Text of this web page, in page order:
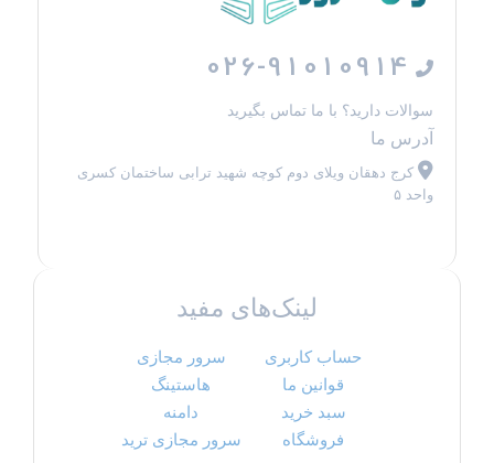
026-91010914
سوالات دارید؟ با ما تماس بگیرید
آدرس ما
کرج دهقان ویلای دوم کوچه شهید ترابی ساختمان کسری
واحد ۵
لینک‌های مفید
حساب کاربری
قوانین ما
سبد خرید
فروشگاه
سرور مجازی
هاستینگ
دامنه
سرور مجازی ترید